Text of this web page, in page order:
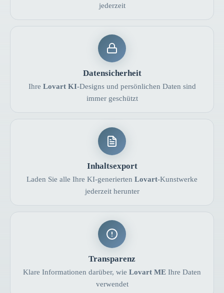
jederzeit
Datensicherheit
Ihre Lovart KI-Designs und persönlichen Daten sind
immer geschützt
Inhaltsexport
Laden Sie alle Ihre KI-generierten Lovart-Kunstwerke
jederzeit herunter
Transparenz
Klare Informationen darüber, wie Lovart ME Ihre Daten
verwendet